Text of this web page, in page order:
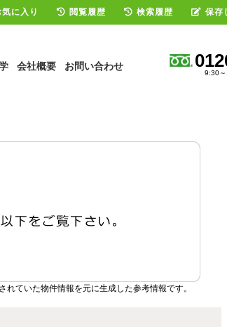
会社概要 お問い合わせ
9:30
ていた物件情報を元に生成した参考情報です。
気に入り 閲覧履歴 検索履歴 保存